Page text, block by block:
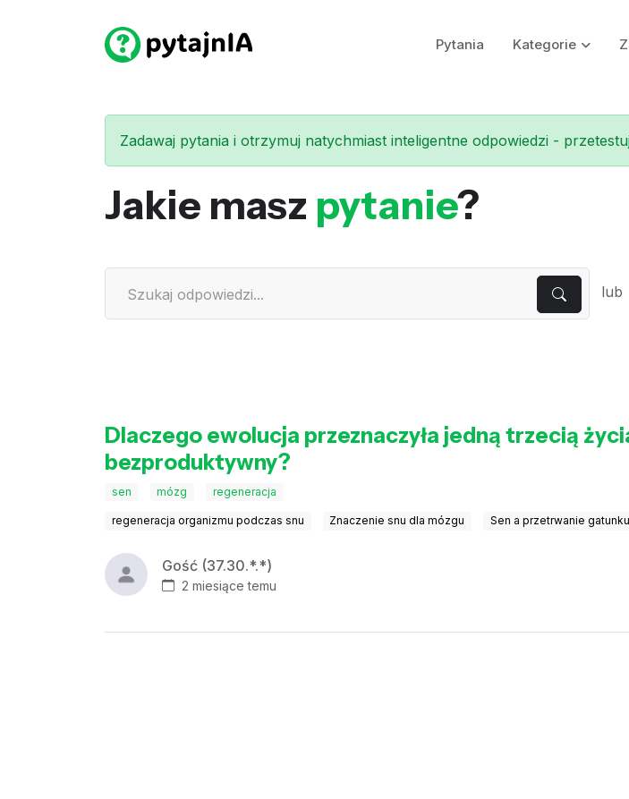
Pytania Kategorie
Zadawaj pytania i otrzymuj natychmiast inteligentne odpowiedzi -
Jakie masz pytanie?
lub
Dlaczego ewolucja przeznaczyła jedną trzecią
bezproduktywny?
sen mózg regeneracja
regeneracja organizmu podczas snu Znaczenie snu dla mózgu Sen a przetrwanie gatunku
Gość (37.30.*.*)
2 miesiące temu